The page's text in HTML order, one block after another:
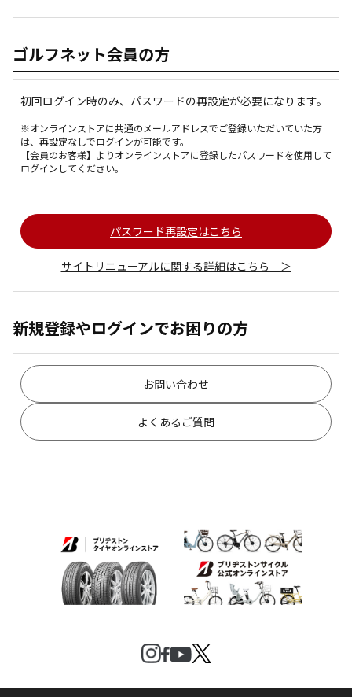
ゴルフネット会員の方
初回ログイン時のみ、パスワードの再設定が必要になります。
※オンラインストアに共通のメールアドレスでご登録いただいていた方
は、再設定なしでログインが可能です。
【会員のお客様】 よりオンラインストアに登録したパスワードを使用して
ログインしてください。
パスワード再設定はこちら
サイトリニューアルに関する詳細はこちら ＞
新規登録やログインでお困りの方
お問い合わせ
よくあるご質問